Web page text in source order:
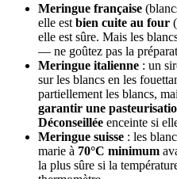
Meringue française
elle est bien cuite au four
elle est sûre. Mais les
— ne goûtez pas la
Meringue italienne : un
sur les blancs en les
partiellement les blancs,
garantir une
Déconseillée enceinte si
Meringue suisse : les
marie à 70°C minimum
la plus sûre si la